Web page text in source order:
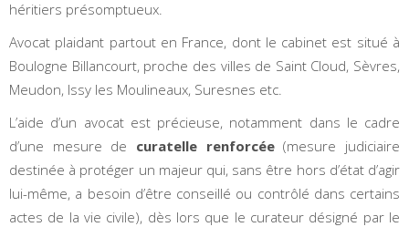
héritiers présomptueux.
Avocat plaidant partout en France, dont le cabinet est situé à
Boulogne Billancourt, proche des villes de Saint Cloud, Sèvres,
Meudon, Issy les Moulineaux, Suresnes etc.
L’aide d’un avocat est précieuse, notamment dans le cadre
d’une mesure de curatelle renforcée(mesure judiciaire
destinée à protéger un majeur qui, sans être hors d’état d’agir
lui-même, a besoin d’être conseillé ou contrôlé dans certains
actes de la vie civile), dès lors que le curateur désigné par le